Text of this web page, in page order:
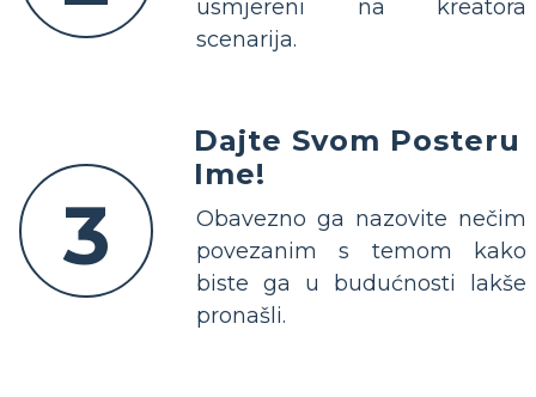
usmjereni na kreatora
scenarija.
3
Dajte Svom Posteru
Ime!
Obavezno ga nazovite nečim
povezanim s temom kako
biste ga u budućnosti lakše
pronašli.